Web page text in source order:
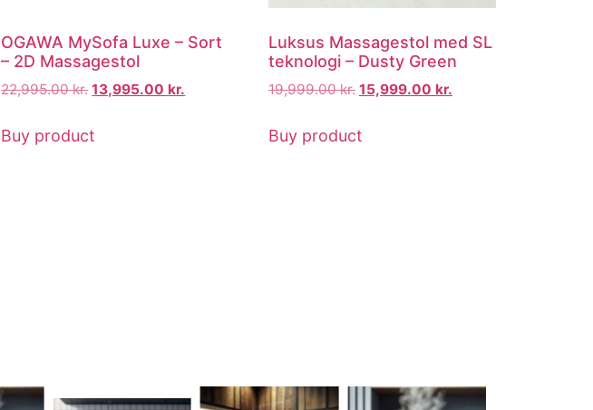
OGAWA MySofa Luxe – Sort
– 2D Massagestol
22,995.00kr. 13,995.00 kr.
Buy product
Luksus Massagestol med SL
teknologi – Dusty Green
19,999.00kr. 15,999.00 kr.
Buy product